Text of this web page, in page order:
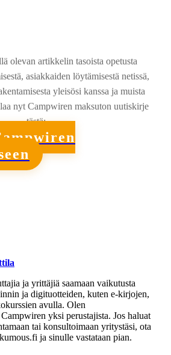
olevan artikkelin tasoista opetusta
asiakkaiden löytämisestä netissä,
yleisösi kanssa ja muista
nyt Campwiren maksuton uutiskirje
tästä:
ja yrittäjiä saamaan vaikutusta
ja digituotteiden, kuten e-kirjojen,
avulla. Olen
yksi perustajista. Jos haluat
tai konsultoimaan yritystäsi, ota
ja sinulle vastataan pian.